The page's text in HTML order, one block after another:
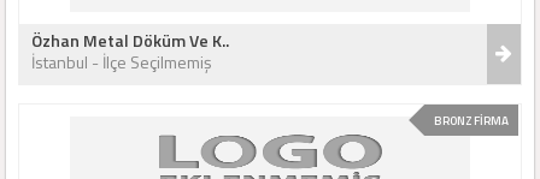
Özhan Metal Döküm Ve K..
İstanbul - İlçe Seçilmemiş
BRONZ FİRMA